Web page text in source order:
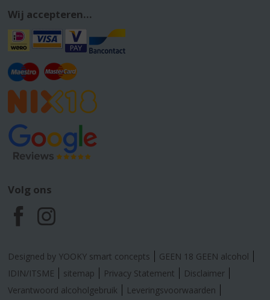
Wij accepteren...
Volg ons
F
a
c
I
n
s
Designed by YOOKY smart concepts
GEEN 18 GEEN alcohol
IDIN/ITSME
sitemap Privacy Statement
Disclaimer
Verantwoord alcoholgebruik
Leveringsvoorwaarden